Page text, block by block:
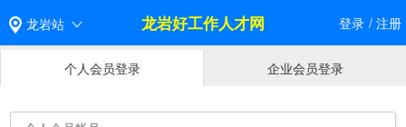
龙岩站 龙岩好工作人才网 登录 / 注册
个人会员登录 企业会员登录